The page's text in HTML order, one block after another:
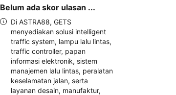
Belum ada skor ulasan ...
Di ASTRA88, GETS
menyediakan solusi intelligent
traffic system, lampu lalu lintas,
traffic controller, papan
informasi elektronik, sistem
manajemen lalu lintas, peralatan
keselamatan jalan, serta
layanan desain, manufaktur,